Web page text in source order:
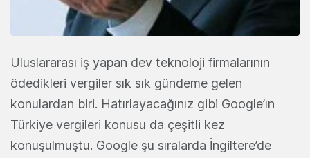
Uluslararası iş yapan dev teknoloji firmalarının
ödedikleri vergiler sık sık gündeme gelen
konulardan biri. Hatırlayacağınız gibi Google’ın
Türkiye vergileri konusu da çeşitli kez
konuşulmuştu. Google şu sıralarda İngiltere’de